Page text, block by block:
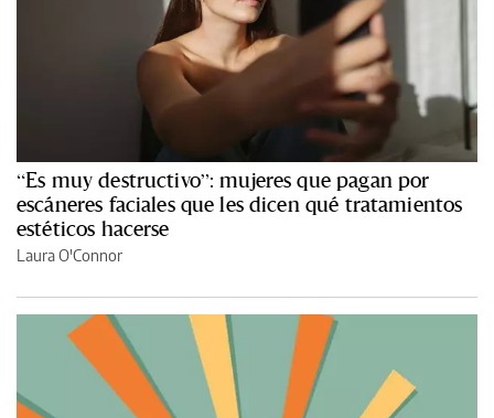
“Es muy destructivo”: mujeres que pagan por
escáneres faciales que les dicen qué tratamientos
estéticos hacerse
Laura O'Connor